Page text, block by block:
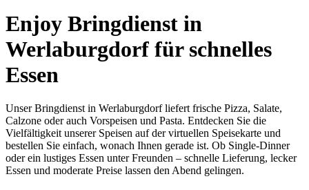
Enjoy Bringdienst in
Werlaburgdorf für schnelles
Essen
Unser Bringdienst in Werlaburgdorf liefert frische Pizza, Salate,
Calzone oder auch Vorspeisen und Pasta. Entdecken Sie die
Vielfältigkeit unserer Speisen auf der virtuellen Speisekarte und
bestellen Sie einfach, wonach Ihnen gerade ist. Ob Single-Dinner
oder ein lustiges Essen unter Freunden – schnelle Lieferung, lecker
Essen und moderate Preise lassen den Abend gelingen.